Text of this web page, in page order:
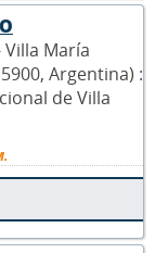
Villa María
Argentina) :
de Villa